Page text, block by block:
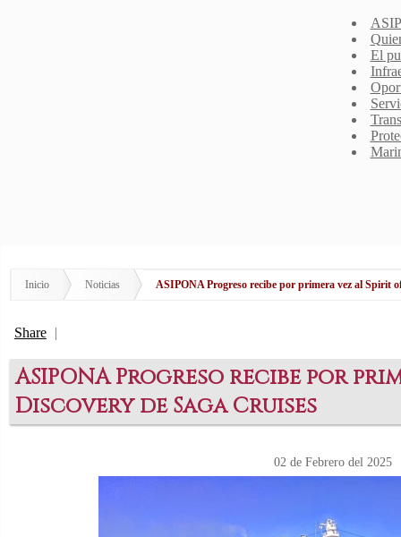
El
Inicio Noticias ASIPONA Progreso recibe por primera vez al Spirit
Share |
ASIPONA Progreso recibe por
Discovery de Saga Cruises
02 de Febrero del 2025